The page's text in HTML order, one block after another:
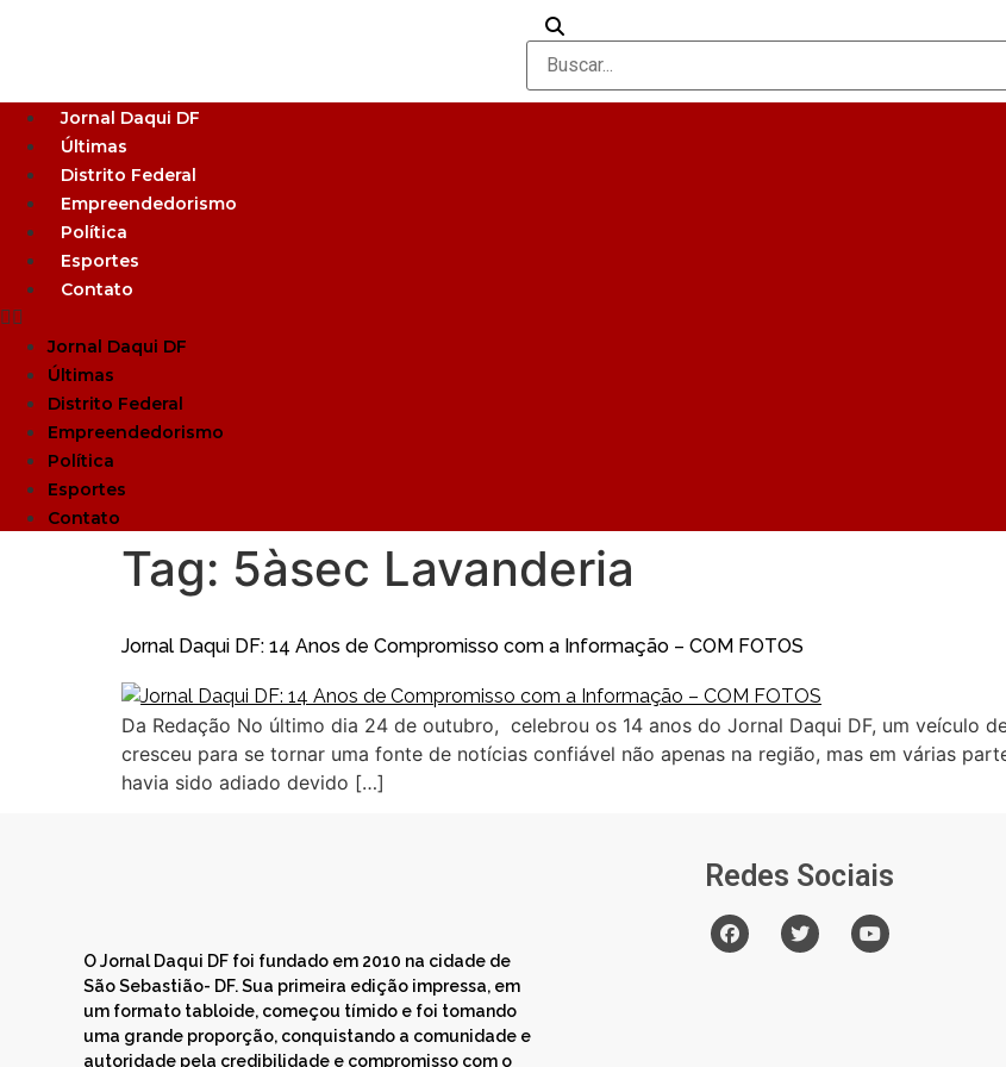
Jornal Daqui DF
Últimas
Distrito Federal
Empreendedorismo
Política
Esportes
Contato
Jornal Daqui DF
Últimas
Distrito Federal
Empreendedorismo
Política
Esportes
Contato
Tag: 5àsec Lavanderia
Jornal Daqui DF: 14 Anos de Compromisso com a Informação – COM FOTOS
Da Redação No último dia 24 de outubro, celebrou os 14 anos do Jornal Daqui DF, um veículo
cresceu para se tornar uma fonte de notícias confiável não apenas na região, mas em várias
havia sido adiado devido […]
O Jornal Daqui DF foi fundado em 2010 na cidade de
São Sebastião- DF. Sua primeira edição impressa, em
um formato tabloide, começou tímido e foi tomando
uma grande proporção, conquistando a comunidade e
autoridade pela credibilidade e compromisso com o
Redes Sociais